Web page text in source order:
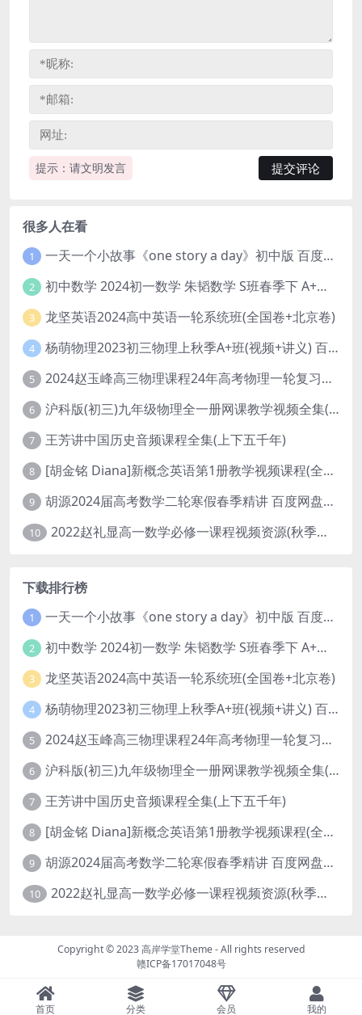
提示：请文明发言
很多人在看
1 一天一个小故事《one story a day》初中版 百度网盘分享下载
2 初中数学 2024初一数学 朱韬数学 S班春季下 A+班春季下 百度云网盘
3 龙坚英语2024高中英语一轮系统班(全国卷+北京卷)
4 杨萌物理2023初三物理上秋季A+班(视频+讲义) 百度网盘分享
5 2024赵玉峰高三物理课程24年高考物理一轮复习网课教程
6 沪科版(初三)九年级物理全一册网课教学视频全集(录播版 杜春雨 66讲)
7 王芳讲中国历史音频课程全集(上下五千年)
8 [胡金铭 Diana]新概念英语第1册教学视频课程(全集 百度网盘下载)
9 胡源2024届高考数学二轮寒假春季精讲 百度网盘分享
10 2022赵礼显高一数学必修一课程视频资源(秋季班 含讲义)百度网盘云
下载排行榜
1 一天一个小故事《one story a day》初中版 百度网盘分享下载
2 初中数学 2024初一数学 朱韬数学 S班春季下 A+班春季下 百度云网盘
3 龙坚英语2024高中英语一轮系统班(全国卷+北京卷)
4 杨萌物理2023初三物理上秋季A+班(视频+讲义) 百度网盘分享
5 2024赵玉峰高三物理课程24年高考物理一轮复习网课教程
6 沪科版(初三)九年级物理全一册网课教学视频全集(录播版 杜春雨 66讲)
7 王芳讲中国历史音频课程全集(上下五千年)
8 [胡金铭 Diana]新概念英语第1册教学视频课程(全集 百度网盘下载)
9 胡源2024届高考数学二轮寒假春季精讲 百度网盘分享
10 2022赵礼显高一数学必修一课程视频资源(秋季班 含讲义)百度网盘云
Copyright © 2023高岸学堂Theme- All rights reserved
赣ICP备17017048号
首页 分类 会员 我的